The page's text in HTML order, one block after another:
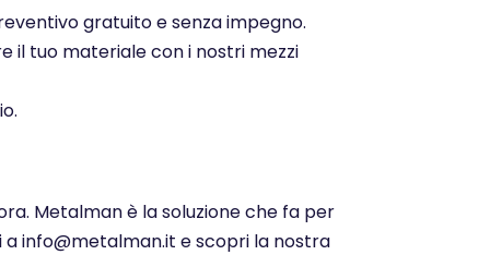
gratuito e senza impegno.
il tuo materiale con i nostri mezzi
Metalman è la soluzione che fa per
info@metalman.it e scopri la nostra